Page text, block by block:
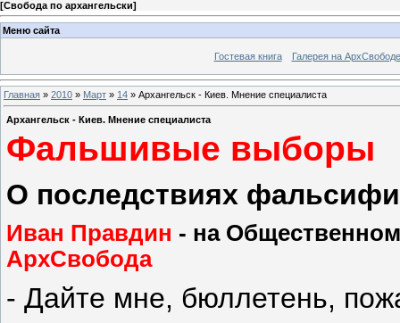
[Свобода по архангельски]
Меню сайта
Гостевая книга Галерея на АрхСвободе
Главная » 2010 » Март » 14 » Архангельск - Киев. Мнение специалиста
Архангельск - Киев. Мнение специалиста
Фальшивые выборы
О последствиях
Иван Правдин - на
АрхСвобода
- Дайте мне, бюллетень,